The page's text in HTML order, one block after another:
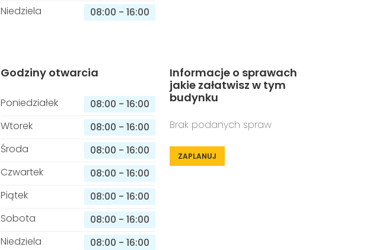
Niedziela
08:00 - 16:00
Godziny otwarcia
Poniedziałek 08:00 - 16:00
Wtorek
08:00 - 16:00
Środa
08:00 - 16:00
Czwartek
08:00 - 16:00
Piątek
08:00 - 16:00
Sobota
08:00 - 16:00
Niedziela
08:00 - 16:00
Informacje o sprawach
jakie załatwisz w tym
budynku
Brak podanych spraw
ZAPLANUJ